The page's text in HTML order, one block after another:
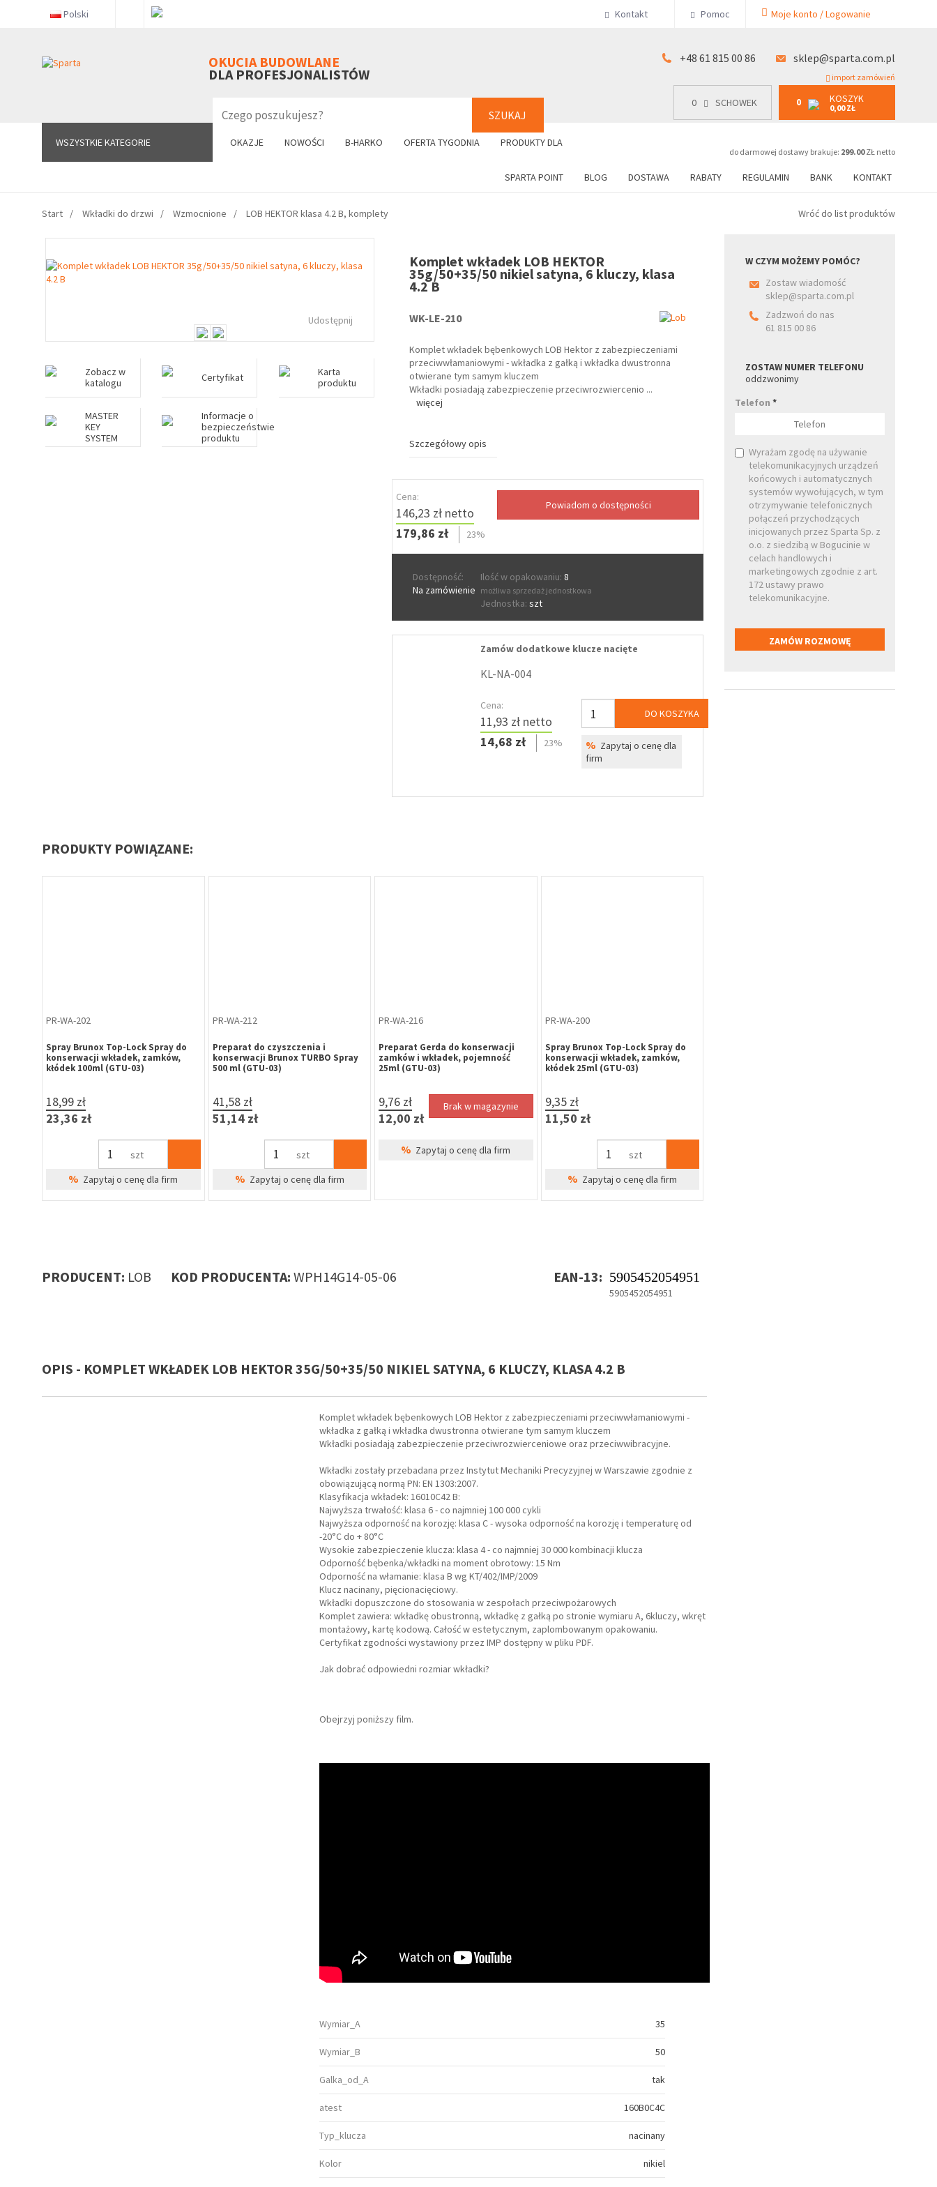
Polski Kontakt Pomoc Moje konto / Logowanie
OKUCIA BUDOWLANE
DLA PROFESJONALISTÓW
SZUKAJ
+48 61 815 00 86 sklep@sparta.com.pl
import zamówień
0 SCHOWEK 0 KOSZYK
0,00 ZŁ
do darmowej dostawy brakuje: 299.00ZŁ netto
WSZYSTKIE KATEGORIE OKAZJE NOWOŚCI B-HARKO OFERTA TYGODNIA PRODUKTY DLA
SPARTA POINT BLOG DOSTAWA RABATY REGULAMIN BANK KONTAKT
WSZYSTKIE KATEGORIE 0 SCHOWEK 0 KOSZYK
0,00 ZŁ
+48 61 815 00 86
Start Wkładki do drzwi Wzmocnione LOB HEKTOR klasa 4.2 B, komplety Wróć do list produktów
Udostępnij
Zobacz w
katalogu
Certyfikat
Karta
produktu
MASTER
KEY
SYSTEM
Informacje o
bezpieczeństwie
produktu
Komplet wkładek LOB HEKTOR
35g/50+35/50 nikiel satyna, 6 kluczy, klasa
4.2 B
WK-LE-210
Komplet wkładek bębenkowych LOB Hektor z zabezpieczeniami
przeciwwłamaniowymi - wkładka z gałką i wkładka dwustronna
otwierane tym samym kluczem
Wkładki posiadają zabezpieczenie przeciwrozwiercenio ...
więcej
Szczegółowy opis
Cena:
146,23 zł netto
179,86 zł
23%
Dostępność:
Na zamówienie
Ilość w opakowaniu: 8
możliwa sprzedaż jednostkowa
Jednostka: szt
Zamów dodatkowe klucze nacięte
KL-NA-004
Cena:
11,93 zł netto
14,68 zł
23%
DO KOSZYKA
% Zapytaj o cenę dla
firm
PRODUKTY POWIĄZANE:
PR-WA-202
Spray Brunox Top-Lock Spray do
konserwacji wkładek, zamków,
kłódek 100ml (GTU-03)
18,99 zł
23,36 zł
szt
% Zapytaj o cenę dla firm
PR-WA-212
Preparat do czyszczenia i
konserwacji Brunox TURBO Spray
500 ml (GTU-03)
41,58 zł
51,14 zł
szt
% Zapytaj o cenę dla firm
PR-WA-216
Preparat Gerda do konserwacji
zamków i wkładek, pojemność
25ml (GTU-03)
9,76 zł
12,00 zł
Brak w magazynie
% Zapytaj o cenę dla firm
PR-WA-200
Spray Brunox Top-Lock Spray do
konserwacji wkładek, zamków,
kłódek 25ml (GTU-03)
9,35 zł
11,50 zł
szt
% Zapytaj o cenę dla firm
PRODUCENT: LOB KOD PRODUCENTA: WPH14G14-05-06 EAN-13: 5905452054951
5905452054951
OPIS - KOMPLET WKŁADEK LOB HEKTOR 35G/50+35/50 NIKIEL SATYNA, 6 KLUCZY, KLASA 4.2 B
Komplet wkładek bębenkowych LOB Hektor z zabezpieczeniami przeciwwłamaniowymi -
wkładka z gałką i wkładka dwustronna otwierane tym samym kluczem
Wkładki posiadają zabezpieczenie przeciwrozwierceniowe oraz przeciwwibracyjne.
Wkładki zostały przebadana przez Instytut Mechaniki Precyzyjnej w Warszawie zgodnie z
obowiązującą normą PN: EN 1303:2007.
Klasyfikacja wkładek: 16010C42 B:
Najwyższa trwałość: klasa 6 - co najmniej 100 000 cykli
Najwyższa odporność na korozję: klasa C - wysoka odporność na korozję i temperaturę od
-20°C do + 80°C
Wysokie zabezpieczenie klucza: klasa 4 - co najmniej 30 000 kombinacji klucza
Odporność bębenka/wkładki na moment obrotowy: 15 Nm
Odporność na włamanie: klasa B wg KT/402/IMP/2009
Klucz nacinany, pięcionacięciowy.
Wkładki dopuszczone do stosowania w zespołach przeciwpożarowych
Komplet zawiera: wkładkę obustronną, wkładkę z gałką po stronie wymiaru A, 6kluczy, wkręt
montażowy, kartę kodową. Całość w estetycznym, zaplombowanym opakowaniu.
Certyfikat zgodności wystawiony przez IMP dostępny w pliku PDF.
Jak dobrać odpowiedni rozmiar wkładki?
Obejrzyj poniższy film.
Wymiar_A 35
Wymiar_B 50
Galka_od_A tak
atest 160B0C4C
Typ_klucza nacinany
Kolor nikiel
W CZYM MOŻEMY POMÓC?
Zostaw wiadomość
sklep@sparta.com.pl
Zadzwoń do nas
61 815 00 86
ZOSTAW NUMER TELEFONU
oddzwonimy
Telefon*
Wyrażam zgodę na używanie
telekomunikacyjnych urządzeń
końcowych i automatycznych
systemów wywołujących, w tym
otrzymywanie telefonicznych
połączeń przychodzących
inicjowanych przez Sparta Sp. z
o.o. z siedzibą w Bogucinie w
celach handlowych i
marketingowych zgodnie z art.
172 ustawy prawo
telekomunikacyjne.